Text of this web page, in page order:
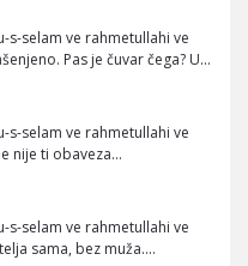
s-selam ve rahmetullahi ve
Pas je čuvar čega? U…
s-selam ve rahmetullahi ve
nije ti obaveza…
s-selam ve rahmetullahi ve
sama, bez muža.…